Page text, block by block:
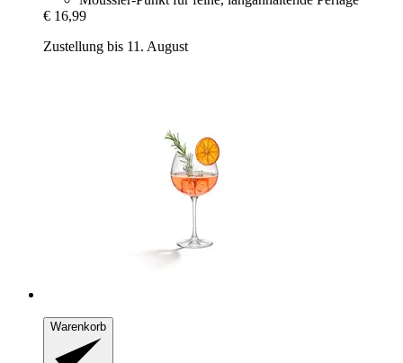
€ 16,99
Zustellung bis 11. August
Warenkorb